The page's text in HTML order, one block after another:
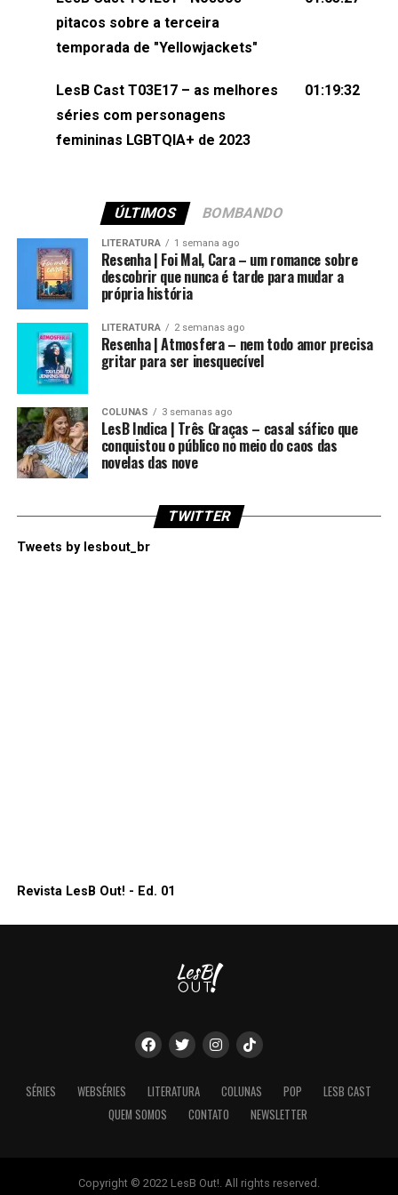
(⁠⁠⁠⁠@brunarfentanes⁠⁠⁠⁠) e Pollyelly FlorêncioEdição de
Naiady Machado
pitacos sobre a terceira
temporada de "Yellowjackets"
LesB Cast T03E17 – as melhores
séries com personagens
femininas LGBTQIA+ de 2023
01:19:32
ÚLTIMOS BOMBANDO
LITERATURA 1 semana ago
Resenha | Foi Mal, Cara – um romance sobre
descobrir que nunca é tarde para mudar a
própria história
LITERATURA 2 semanas ago
Resenha | Atmosfera – nem todo amor precisa
gritar para ser inesquecível
COLUNAS 3 semanas ago
LesB Indica | Três Graças – casal sáfico que
conquistou o público no meio do caos das
novelas das nove
TWITTER
Tweets by lesbout_br
Revista LesB Out! - Ed. 01
SÉRIES WEBSÉRIES LITERATURA COLUNAS POP
LESB CAST
QUEM SOMOS
CONTATO NEWSLETTER
Copyright © 2022 LesB Out!. All rights reserved.